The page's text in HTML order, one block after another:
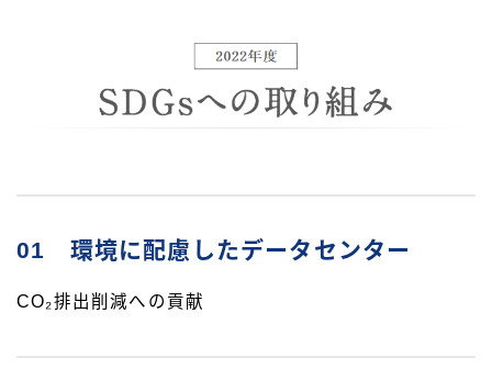
01 環境に配慮したデータセンター
CO₂排出削減への貢献